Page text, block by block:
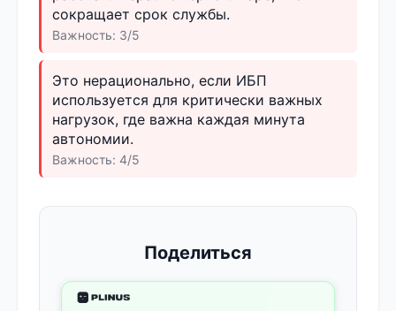
сокращает срок службы.
Важность: 3/5
Это нерационально, если ИБП
используется для критически важных
нагрузок, где важна каждая минута
автономии.
Важность: 4/5
Поделиться